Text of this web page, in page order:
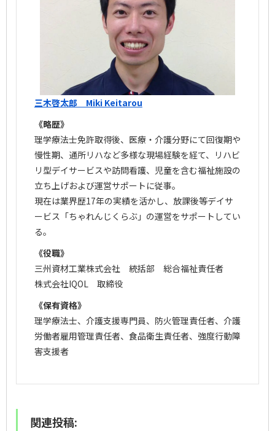
三木啓太郎 Miki Keitarou
《略歴》
理学療法士免許取得後、医療・介護分野にて回復期や
慢性期、通所リハなど多様な現場経験を経て、リハビ
リ型デイサービスや訪問看護、児童を含む福祉施設の
立ち上げおよび運営サポートに従事。
現在は業界歴17年の実績を活かし、放課後等デイサ
ービス「ちゃれんじくらぶ」の運営をサポートしてい
る。
《役職》
三州資材工業株式会社 統括部 総合福祉責任者
株式会社IQOL 取締役
《保有資格》
理学療法士、介護支援専門員、防火管理責任者、介護
労働者雇用管理責任者、食品衛生責任者、強度行動障
害支援者
関連投稿: